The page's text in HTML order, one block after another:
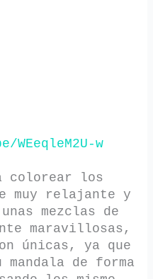
w
colorear los
muy relajante y
mezclas de
maravillosas,
únicas, ya que
de forma